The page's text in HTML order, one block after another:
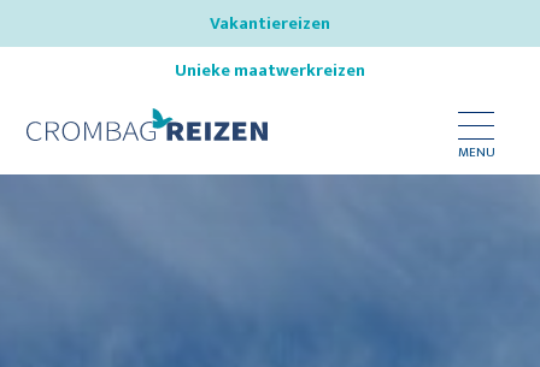
Vakantiereizen
Unieke maatwerkreizen
MENU